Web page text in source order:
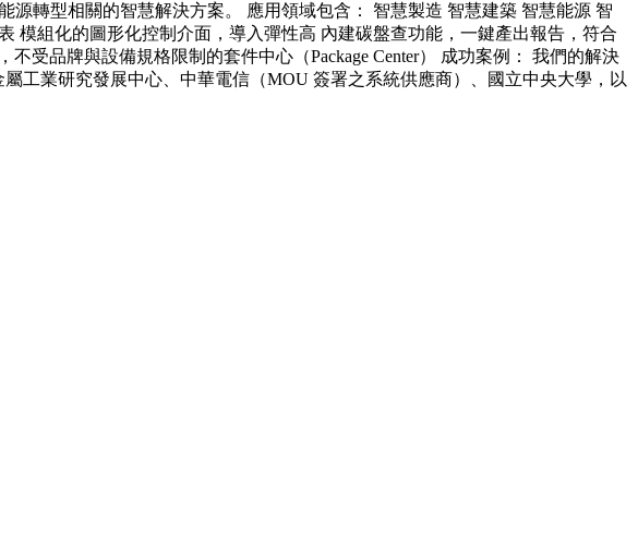
轉型相關的智慧解決方案。 應用領域包含： 智慧製造 智慧建築 智慧能源 智
模組化的圖形化控制介面，導入彈性高 內建碳盤查功能，一鍵產出報告，符合
受品牌與設備規格限制的套件中心（Package Center） 成功案例： 我們的解決
工業研究發展中心、中華電信（MOU 簽署之系統供應商）、國立中央大學，以